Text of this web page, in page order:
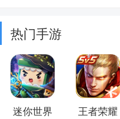
热门手游
迷你世界 王者荣耀